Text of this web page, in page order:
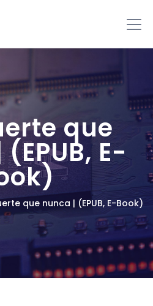
que
E-
que nunca | (EPUB, E-Book)